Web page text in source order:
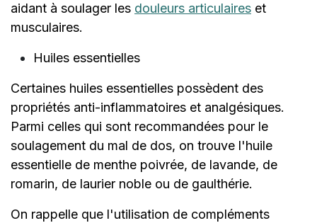
aidant à soulager les douleurs articulaires et
musculaires.
Huiles essentielles
Certaines huiles essentielles possèdent des
propriétés anti-inflammatoires et analgésiques.
Parmi celles qui sont recommandées pour le
soulagement du mal de dos, on trouve l'huile
essentielle de menthe poivrée, de lavande, de
romarin, de laurier noble ou de gaulthérie.
On rappelle que l'utilisation de compléments